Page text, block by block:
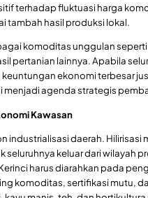
terhadap fluktuasi harga
tambah hasil produksi lokal.
komoditas unggulan
pertanian lainnya. Apabila
ekonomi terbesar
menjadi agenda strategis
Kawasan
industrialisasi daerah.
seluruhnya keluar dari wilayah
harus diarahkan pada
komoditas, sertifikasi mutu,